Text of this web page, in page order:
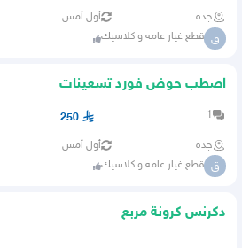
جده أول أمس
ق قطع غيار عامه و كلاسيك
اصطب حوض فورد تسعينات
1
250
جده أول أمس
ق قطع غيار عامه و كلاسيك
دكرنس كرونة مربع